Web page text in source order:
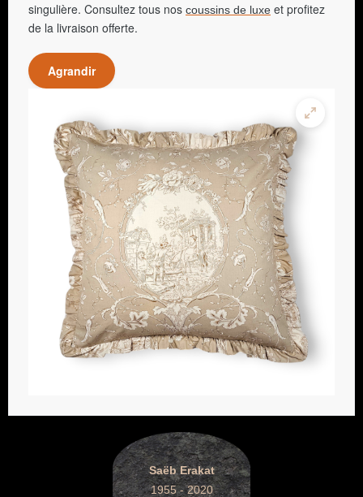
singulière. Consultez tous nos coussins de luxe et profitez
de la livraison offerte.
Agrandir
Saëb Erakat
1955 - 2020